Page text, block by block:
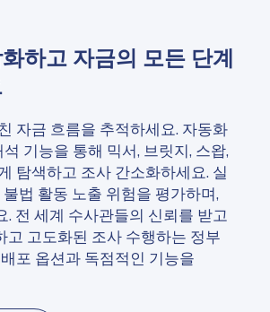
하고 자금의 모든 단계
자금 흐름을 추적하세요. 자동화
기능을 통해 믹서, 브릿지, 스왑,
탐색하고 조사 간소화하세요. 실
법 활동 노출 위험을 평가하며,
. 전 세계 수사관들의 신뢰를 받고
고도화된 조사 수행하는 정부
포 옵션과 독점적인 기능을